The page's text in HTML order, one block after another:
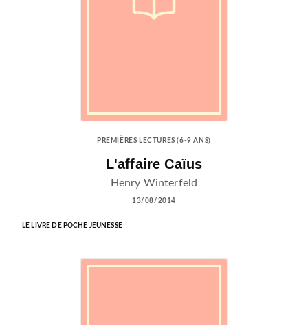
PREMIÈRES LECTURES (6-9 ANS)
L'affaire Caïus
Henry Winterfeld
13/08/2014
LE LIVRE DE POCHE JEUNESSE